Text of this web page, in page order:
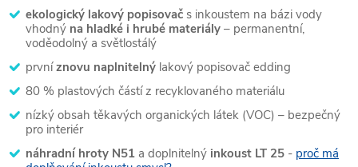
ekologický lakový popisovač s inkoustem na bázi vody
vhodný na hladké i hrubé materiály – permanentní,
voděodolný a světlostálý
prvníznovu naplnitelný lakový popisovač edding
80 % plastových částí z recyklovaného materiálu
nízký obsah těkavých organických látek (VOC) – bezpečný
pro interiér
náhradní hroty N51 a doplnitelný inkoust LT 25 - proč má